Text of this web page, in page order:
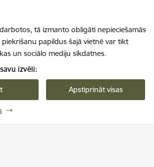
tā izmanto obligāti nepieciešamās
papildus šajā vietnē var tikt
un sociālo mediju sīkdatnes.
izvēli:
Apstiprināt visas